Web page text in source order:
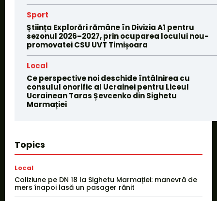
Sport
Știința Explorări rămâne în Divizia A1 pentru
sezonul 2026–2027, prin ocuparea locului nou-
promovatei CSU UVT Timișoara
Local
Ce perspective noi deschide întâlnirea cu
consulul onorific al Ucrainei pentru Liceul
Ucrainean Taras Șevcenko din Sighetu
Marmației
Topics
Local
Coliziune pe DN 18 la Sighetu Marmației: manevră de
mers înapoi lasă un pasager rănit